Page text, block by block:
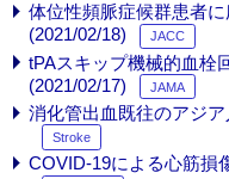
体位性頻脈症候群患者
(2021/02/18)
JACC
tPAスキップ機械的血栓
(2021/02/17)
JAMA
消化管出血既往のアジ
Stroke
COVID-19による心筋損